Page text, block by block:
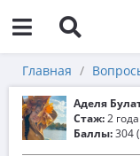
Главная
Аделя
Стаж:2
Баллы:304